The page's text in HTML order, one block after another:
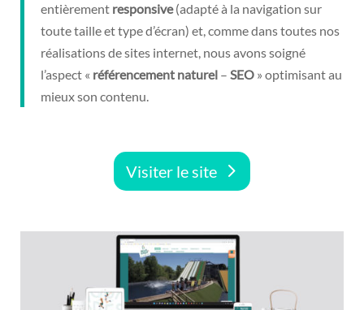
entièrement responsive(adapté à la navigation sur
toute taille et type d’écran) et, comme dans toutes nos
réalisations de sites internet, nous avons soigné
l’aspect « référencement naturel – SEO » optimisant au
mieux son contenu.
Visiter le site